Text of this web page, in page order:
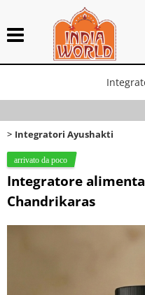
Categoria: Integratori
Integratori Ayushakti
Integratore
Chandrikaras